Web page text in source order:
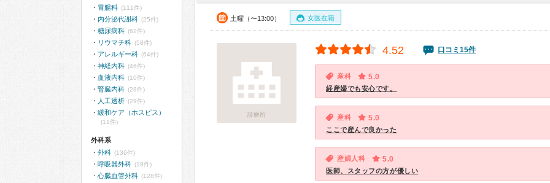
土曜（〜13:00） 女医在籍
診療所
4.52 口コミ15件
産科 5.0
経産婦でも安心です。
産科 5.0
ここで産んで良かった
産婦人科 5.0
医師、スタッフの方が優しい
胃腸科 (111件)
内分泌代謝科 (25件)
糖尿病科 (62件)
リウマチ科 (58件)
アレルギー科 (64件)
神経内科 (46件)
血液内科 (10件)
腎臓内科 (28件)
人工透析 (29件)
緩和ケア（ホスピス）
(11件)
外科系
外科 (136件)
呼吸器外科 (18件)
心臓血管外科 (128件)